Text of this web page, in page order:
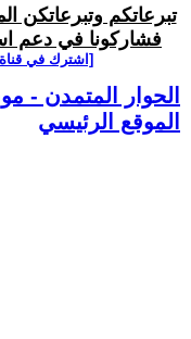
تبرعاتكم وتبرعاتكن
فشاركونا في دعم
[اشترك في
الحوار المتمدن -
الموقع الرئيسي